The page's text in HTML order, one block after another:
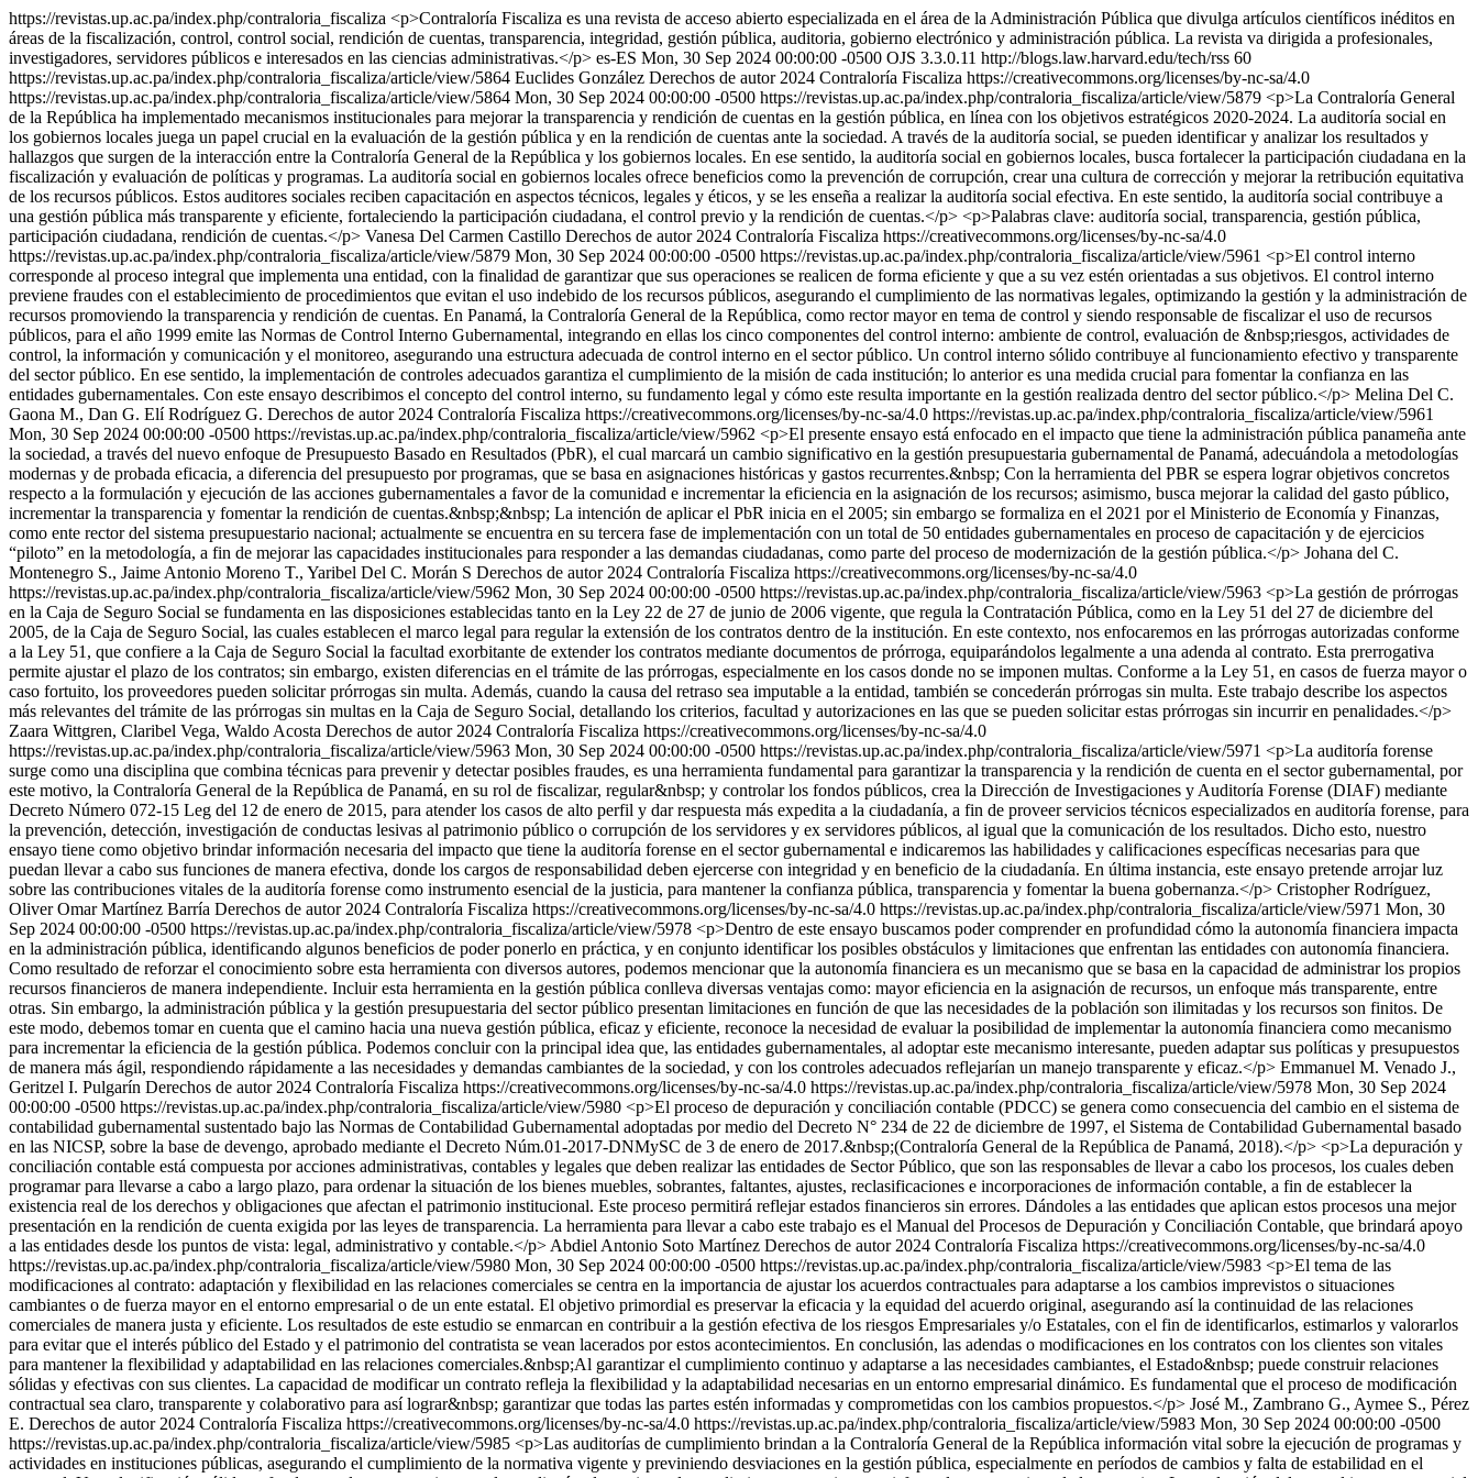
https://revistas.up.ac.pa/index.php/contraloria_fiscaliza <p>Contraloría Fiscaliza es una revista de acceso abierto especializada en el área de la Administración Pública que divulga artículos científicos inéditos en
áreas de la fiscalización, control, control social, rendición de cuentas, transparencia, integridad, gestión pública, auditoria, gobierno electrónico y administración pública. La revista va dirigida a profesionales,
investigadores, servidores públicos e interesados en las ciencias administrativas.</p> es-ES Mon, 30 Sep 2024 00:00:00 -0500 OJS 3.3.0.11 http://blogs.law.harvard.edu/tech/rss 60
https://revistas.up.ac.pa/index.php/contraloria_fiscaliza/article/view/5864 Euclides González Derechos de autor 2024 Contraloría Fiscaliza https://creativecommons.org/licenses/by-nc-sa/4.0
https://revistas.up.ac.pa/index.php/contraloria_fiscaliza/article/view/5864 Mon, 30 Sep 2024 00:00:00 -0500 https://revistas.up.ac.pa/index.php/contraloria_fiscaliza/article/view/5879 <p>La Contraloría General
de la República ha implementado mecanismos institucionales para mejorar la transparencia y rendición de cuentas en la gestión pública, en línea con los objetivos estratégicos 2020-2024. La auditoría social en
los gobiernos locales juega un papel crucial en la evaluación de la gestión pública y en la rendición de cuentas ante la sociedad. A través de la auditoría social, se pueden identificar y analizar los resultados y
hallazgos que surgen de la interacción entre la Contraloría General de la República y los gobiernos locales. En ese sentido, la auditoría social en gobiernos locales, busca fortalecer la participación ciudadana en la
fiscalización y evaluación de políticas y programas. La auditoría social en gobiernos locales ofrece beneficios como la prevención de corrupción, crear una cultura de corrección y mejorar la retribución equitativa
de los recursos públicos. Estos auditores sociales reciben capacitación en aspectos técnicos, legales y éticos, y se les enseña a realizar la auditoría social efectiva. En este sentido, la auditoría social contribuye a
una gestión pública más transparente y eficiente, fortaleciendo la participación ciudadana, el control previo y la rendición de cuentas.</p> <p>Palabras clave: auditoría social, transparencia, gestión pública,
participación ciudadana, rendición de cuentas.</p> Vanesa Del Carmen Castillo Derechos de autor 2024 Contraloría Fiscaliza https://creativecommons.org/licenses/by-nc-sa/4.0
https://revistas.up.ac.pa/index.php/contraloria_fiscaliza/article/view/5879 Mon, 30 Sep 2024 00:00:00 -0500 https://revistas.up.ac.pa/index.php/contraloria_fiscaliza/article/view/5961 <p>El control interno
corresponde al proceso integral que implementa una entidad, con la finalidad de garantizar que sus operaciones se realicen de forma eficiente y que a su vez estén orientadas a sus objetivos. El control interno
previene fraudes con el establecimiento de procedimientos que evitan el uso indebido de los recursos públicos, asegurando el cumplimiento de las normativas legales, optimizando la gestión y la administración de
recursos promoviendo la transparencia y rendición de cuentas. En Panamá, la Contraloría General de la República, como rector mayor en tema de control y siendo responsable de fiscalizar el uso de recursos
públicos, para el año 1999 emite las Normas de Control Interno Gubernamental, integrando en ellas los cinco componentes del control interno: ambiente de control, evaluación de &nbsp;riesgos, actividades de
control, la información y comunicación y el monitoreo, asegurando una estructura adecuada de control interno en el sector público. Un control interno sólido contribuye al funcionamiento efectivo y transparente
del sector público. En ese sentido, la implementación de controles adecuados garantiza el cumplimiento de la misión de cada institución; lo anterior es una medida crucial para fomentar la confianza en las
entidades gubernamentales. Con este ensayo describimos el concepto del control interno, su fundamento legal y cómo este resulta importante en la gestión realizada dentro del sector público.</p> Melina Del C.
Gaona M., Dan G. Elí Rodríguez G. Derechos de autor 2024 Contraloría Fiscaliza https://creativecommons.org/licenses/by-nc-sa/4.0 https://revistas.up.ac.pa/index.php/contraloria_fiscaliza/article/view/5961
Mon, 30 Sep 2024 00:00:00 -0500 https://revistas.up.ac.pa/index.php/contraloria_fiscaliza/article/view/5962 <p>El presente ensayo está enfocado en el impacto que tiene la administración pública panameña ante
la sociedad, a través del nuevo enfoque de Presupuesto Basado en Resultados (PbR), el cual marcará un cambio significativo en la gestión presupuestaria gubernamental de Panamá, adecuándola a metodologías
modernas y de probada eficacia, a diferencia del presupuesto por programas, que se basa en asignaciones históricas y gastos recurrentes.&nbsp; Con la herramienta del PBR se espera lograr objetivos concretos
respecto a la formulación y ejecución de las acciones gubernamentales a favor de la comunidad e incrementar la eficiencia en la asignación de los recursos; asimismo, busca mejorar la calidad del gasto público,
incrementar la transparencia y fomentar la rendición de cuentas.&nbsp;&nbsp; La intención de aplicar el PbR inicia en el 2005; sin embargo se formaliza en el 2021 por el Ministerio de Economía y Finanzas,
como ente rector del sistema presupuestario nacional; actualmente se encuentra en su tercera fase de implementación con un total de 50 entidades gubernamentales en proceso de capacitación y de ejercicios
“piloto” en la metodología, a fin de mejorar las capacidades institucionales para responder a las demandas ciudadanas, como parte del proceso de modernización de la gestión pública.</p> Johana del C.
Montenegro S., Jaime Antonio Moreno T., Yaribel Del C. Morán S Derechos de autor 2024 Contraloría Fiscaliza https://creativecommons.org/licenses/by-nc-sa/4.0
https://revistas.up.ac.pa/index.php/contraloria_fiscaliza/article/view/5962 Mon, 30 Sep 2024 00:00:00 -0500 https://revistas.up.ac.pa/index.php/contraloria_fiscaliza/article/view/5963 <p>La gestión de prórrogas
en la Caja de Seguro Social se fundamenta en las disposiciones establecidas tanto en la Ley 22 de 27 de junio de 2006 vigente, que regula la Contratación Pública, como en la Ley 51 del 27 de diciembre del
2005, de la Caja de Seguro Social, las cuales establecen el marco legal para regular la extensión de los contratos dentro de la institución. En este contexto, nos enfocaremos en las prórrogas autorizadas conforme
a la Ley 51, que confiere a la Caja de Seguro Social la facultad exorbitante de extender los contratos mediante documentos de prórroga, equiparándolos legalmente a una adenda al contrato. Esta prerrogativa
permite ajustar el plazo de los contratos; sin embargo, existen diferencias en el trámite de las prórrogas, especialmente en los casos donde no se imponen multas. Conforme a la Ley 51, en casos de fuerza mayor o
caso fortuito, los proveedores pueden solicitar prórrogas sin multa. Además, cuando la causa del retraso sea imputable a la entidad, también se concederán prórrogas sin multa. Este trabajo describe los aspectos
más relevantes del trámite de las prórrogas sin multas en la Caja de Seguro Social, detallando los criterios, facultad y autorizaciones en las que se pueden solicitar estas prórrogas sin incurrir en penalidades.</p>
Zaara Wittgren, Claribel Vega, Waldo Acosta Derechos de autor 2024 Contraloría Fiscaliza https://creativecommons.org/licenses/by-nc-sa/4.0
https://revistas.up.ac.pa/index.php/contraloria_fiscaliza/article/view/5963 Mon, 30 Sep 2024 00:00:00 -0500 https://revistas.up.ac.pa/index.php/contraloria_fiscaliza/article/view/5971 <p>La auditoría forense
surge como una disciplina que combina técnicas para prevenir y detectar posibles fraudes, es una herramienta fundamental para garantizar la transparencia y la rendición de cuenta en el sector gubernamental, por
este motivo, la Contraloría General de la República de Panamá, en su rol de fiscalizar, regular&nbsp; y controlar los fondos públicos, crea la Dirección de Investigaciones y Auditoría Forense (DIAF) mediante
Decreto Número 072-15 Leg del 12 de enero de 2015, para atender los casos de alto perfil y dar respuesta más expedita a la ciudadanía, a fin de proveer servicios técnicos especializados en auditoría forense, para
la prevención, detección, investigación de conductas lesivas al patrimonio público o corrupción de los servidores y ex servidores públicos, al igual que la comunicación de los resultados. Dicho esto, nuestro
ensayo tiene como objetivo brindar información necesaria del impacto que tiene la auditoría forense en el sector gubernamental e indicaremos las habilidades y calificaciones específicas necesarias para que
puedan llevar a cabo sus funciones de manera efectiva, donde los cargos de responsabilidad deben ejercerse con integridad y en beneficio de la ciudadanía. En última instancia, este ensayo pretende arrojar luz
sobre las contribuciones vitales de la auditoría forense como instrumento esencial de la justicia, para mantener la confianza pública, transparencia y fomentar la buena gobernanza.</p> Cristopher Rodríguez,
Oliver Omar Martínez Barría Derechos de autor 2024 Contraloría Fiscaliza https://creativecommons.org/licenses/by-nc-sa/4.0 https://revistas.up.ac.pa/index.php/contraloria_fiscaliza/article/view/5971 Mon, 30
Sep 2024 00:00:00 -0500 https://revistas.up.ac.pa/index.php/contraloria_fiscaliza/article/view/5978 <p>Dentro de este ensayo buscamos poder comprender en profundidad cómo la autonomía financiera impacta
en la administración pública, identificando algunos beneficios de poder ponerlo en práctica, y en conjunto identificar los posibles obstáculos y limitaciones que enfrentan las entidades con autonomía financiera.
Como resultado de reforzar el conocimiento sobre esta herramienta con diversos autores, podemos mencionar que la autonomía financiera es un mecanismo que se basa en la capacidad de administrar los propios
recursos financieros de manera independiente. Incluir esta herramienta en la gestión pública conlleva diversas ventajas como: mayor eficiencia en la asignación de recursos, un enfoque más transparente, entre
otras. Sin embargo, la administración pública y la gestión presupuestaria del sector público presentan limitaciones en función de que las necesidades de la población son ilimitadas y los recursos son finitos. De
este modo, debemos tomar en cuenta que el camino hacia una nueva gestión pública, eficaz y eficiente, reconoce la necesidad de evaluar la posibilidad de implementar la autonomía financiera como mecanismo
para incrementar la eficiencia de la gestión pública. Podemos concluir con la principal idea que, las entidades gubernamentales, al adoptar este mecanismo interesante, pueden adaptar sus políticas y presupuestos
de manera más ágil, respondiendo rápidamente a las necesidades y demandas cambiantes de la sociedad, y con los controles adecuados reflejarían un manejo transparente y eficaz.</p> Emmanuel M. Venado J.,
Geritzel I. Pulgarín Derechos de autor 2024 Contraloría Fiscaliza https://creativecommons.org/licenses/by-nc-sa/4.0 https://revistas.up.ac.pa/index.php/contraloria_fiscaliza/article/view/5978 Mon, 30 Sep 2024
00:00:00 -0500 https://revistas.up.ac.pa/index.php/contraloria_fiscaliza/article/view/5980 <p>El proceso de depuración y conciliación contable (PDCC) se genera como consecuencia del cambio en el sistema de
contabilidad gubernamental sustentado bajo las Normas de Contabilidad Gubernamental adoptadas por medio del Decreto N° 234 de 22 de diciembre de 1997, el Sistema de Contabilidad Gubernamental basado
en las NICSP, sobre la base de devengo, aprobado mediante el Decreto Núm.01-2017-DNMySC de 3 de enero de 2017.&nbsp;(Contraloría General de la República de Panamá, 2018).</p> <p>La depuración y
conciliación contable está compuesta por acciones administrativas, contables y legales que deben realizar las entidades de Sector Público, que son las responsables de llevar a cabo los procesos, los cuales deben
programar para llevarse a cabo a largo plazo, para ordenar la situación de los bienes muebles, sobrantes, faltantes, ajustes, reclasificaciones e incorporaciones de información contable, a fin de establecer la
existencia real de los derechos y obligaciones que afectan el patrimonio institucional. Este proceso permitirá reflejar estados financieros sin errores. Dándoles a las entidades que aplican estos procesos una mejor
presentación en la rendición de cuenta exigida por las leyes de transparencia. La herramienta para llevar a cabo este trabajo es el Manual del Procesos de Depuración y Conciliación Contable, que brindará apoyo
a las entidades desde los puntos de vista: legal, administrativo y contable.</p> Abdiel Antonio Soto Martínez Derechos de autor 2024 Contraloría Fiscaliza https://creativecommons.org/licenses/by-nc-sa/4.0
https://revistas.up.ac.pa/index.php/contraloria_fiscaliza/article/view/5980 Mon, 30 Sep 2024 00:00:00 -0500 https://revistas.up.ac.pa/index.php/contraloria_fiscaliza/article/view/5983 <p>El tema de las
modificaciones al contrato: adaptación y flexibilidad en las relaciones comerciales se centra en la importancia de ajustar los acuerdos contractuales para adaptarse a los cambios imprevistos o situaciones
cambiantes o de fuerza mayor en el entorno empresarial o de un ente estatal. El objetivo primordial es preservar la eficacia y la equidad del acuerdo original, asegurando así la continuidad de las relaciones
comerciales de manera justa y eficiente. Los resultados de este estudio se enmarcan en contribuir a la gestión efectiva de los riesgos Empresariales y/o Estatales, con el fin de identificarlos, estimarlos y valorarlos
para evitar que el interés público del Estado y el patrimonio del contratista se vean lacerados por estos acontecimientos. En conclusión, las adendas o modificaciones en los contratos con los clientes son vitales
para mantener la flexibilidad y adaptabilidad en las relaciones comerciales.&nbsp;Al garantizar el cumplimiento continuo y adaptarse a las necesidades cambiantes, el Estado&nbsp; puede construir relaciones
sólidas y efectivas con sus clientes. La capacidad de modificar un contrato refleja la flexibilidad y la adaptabilidad necesarias en un entorno empresarial dinámico. Es fundamental que el proceso de modificación
contractual sea claro, transparente y colaborativo para así lograr&nbsp; garantizar que todas las partes estén informadas y comprometidas con los cambios propuestos.</p> José M., Zambrano G., Aymee S., Pérez
E. Derechos de autor 2024 Contraloría Fiscaliza https://creativecommons.org/licenses/by-nc-sa/4.0 https://revistas.up.ac.pa/index.php/contraloria_fiscaliza/article/view/5983 Mon, 30 Sep 2024 00:00:00 -0500
https://revistas.up.ac.pa/index.php/contraloria_fiscaliza/article/view/5985 <p>Las auditorías de cumplimiento brindan a la Contraloría General de la República información vital sobre la ejecución de programas y
actividades en instituciones públicas, asegurando el cumplimiento de la normativa vigente y previniendo desviaciones en la gestión pública, especialmente en períodos de cambios y falta de estabilidad en el